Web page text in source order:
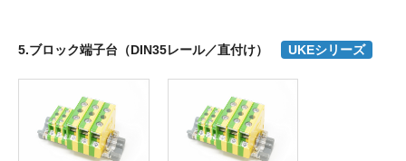
5.ブロック端子台（DIN35レール／直付け） UKEシリーズ